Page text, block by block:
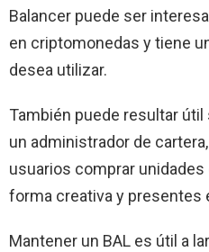
Balancer puede ser
en criptomonedas y tiene
desea utilizar.
También puede resultar
un administrador de
usuarios comprar
forma creativa y presentes
Mantener un BAL es útil a